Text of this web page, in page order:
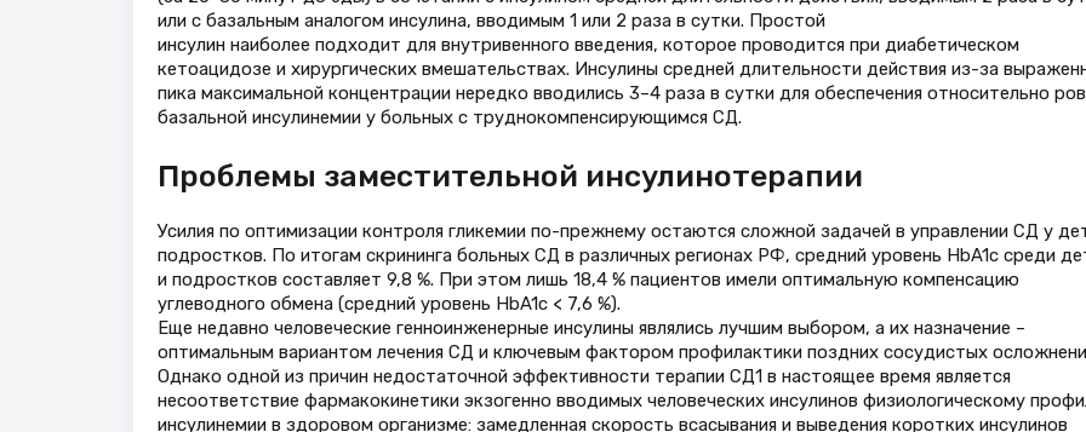
или с базальным аналогом инсулина, вводимым 1 или 2 раза в сутки. Простой
инсулин наиболее подходит для внутривенного введения, которое проводится при диабетическом
кетоацидозе и хирургических вмешательствах. Инсулины средней длительности действия из-за
пика максимальной концентрации нередко вводились 3–4 раза в сутки для обеспечения относительно
базальной инсулинемии у больных с труднокомпенсирующимся СД.
Проблемы заместительной инсулинотерапии
Усилия по оптимизации контроля гликемии по-прежнему остаются сложной задачей в управлении СД у
подростков. По итогам скрининга больных СД в различных регионах РФ, средний уровень HbA1c среди
и подростков составляет 9,8 %. При этом лишь 18,4 % пациентов имели оптимальную компенсацию
углеводного обмена (средний уровень HbA1c < 7,6 %).
Еще недавно человеческие генноинженерные инсулины являлись лучшим выбором, а их назначение –
оптимальным вариантом лечения СД и ключевым фактором профилактики поздних сосудистых
Однако одной из причин недостаточной эффективности терапии СД1 в настоящее время является
несоответствие фармакокинетики экзогенно вводимых человеческих инсулинов физиологическому
инсулинемии в здоровом организме: замедленная скорость всасывания и выведения коротких инсулинов